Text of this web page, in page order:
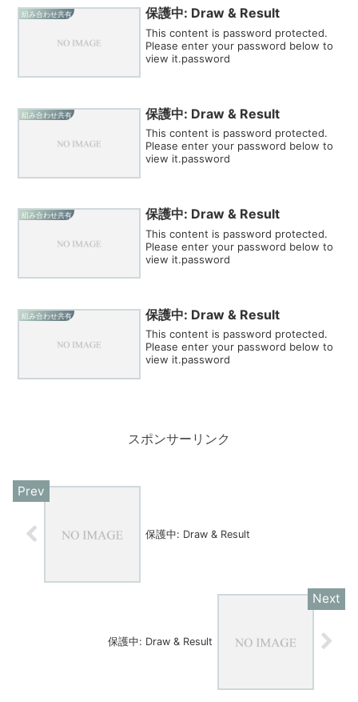
組み合わせ共有 保護中: Draw & Result
This content is password protected.
Please enter your password below to
view it.password
組み合わせ共有 保護中: Draw & Result
This content is password protected.
Please enter your password below to
view it.password
組み合わせ共有 保護中: Draw & Result
This content is password protected.
Please enter your password below to
view it.password
組み合わせ共有 保護中: Draw & Result
This content is password protected.
Please enter your password below to
view it.password
スポンサーリンク
保護中: Draw & Result
保護中: Draw & Result